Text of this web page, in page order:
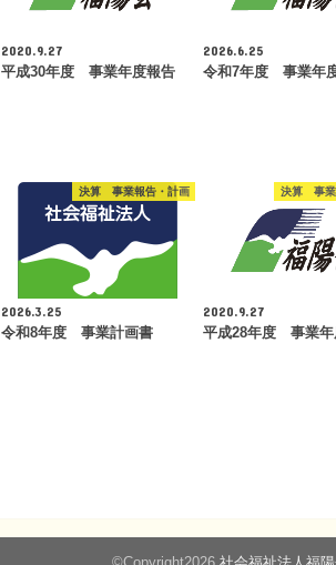
2020.9.27
平成30年度 事業年度報告
2026.6.25
令和7年度 事業年
決算 事業報告・計画
2026.3.25
令和8年度 事業計画書
決算 事業
2020.9.27
平成28年度 事業年